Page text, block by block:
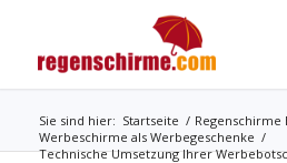
Sie sind hier: Startseite / Regenschirme
Werbeschirme als Werbegeschenke /
Technische Umsetzung Ihrer